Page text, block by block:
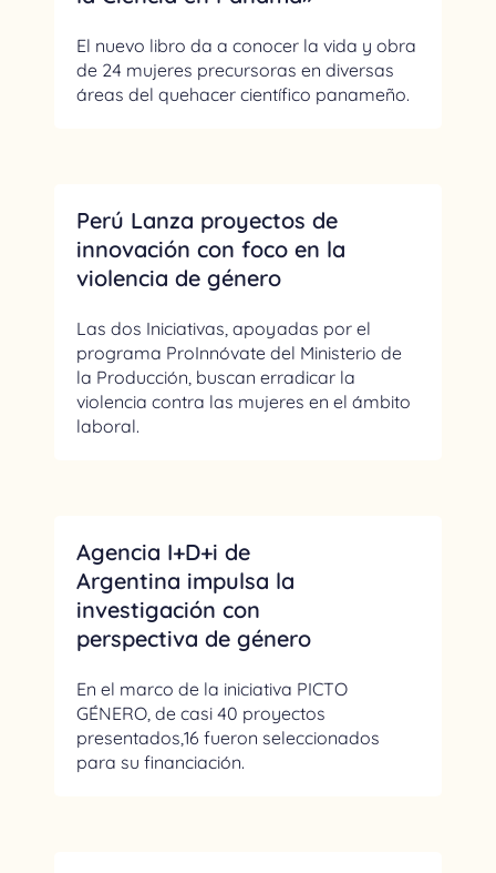
El nuevo libro da a conocer la vida y obra
de 24 mujeres precursoras en diversas
áreas del quehacer científico panameño.
Perú Lanza proyectos de
innovación con foco en la
violencia de género
Las dos Iniciativas, apoyadas por el
programa ProInnóvate del Ministerio de
la Producción, buscan erradicar la
violencia contra las mujeres en el ámbito
laboral.
Agencia I+D+i de
Argentina impulsa la
investigación con
perspectiva de género
En el marco de la iniciativa PICTO
GÉNERO, de casi 40 proyectos
presentados,16 fueron seleccionados
para su financiación.